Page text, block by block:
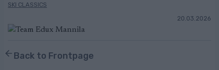
SKI CLASSICS
20.03.2026
Back to Frontpage